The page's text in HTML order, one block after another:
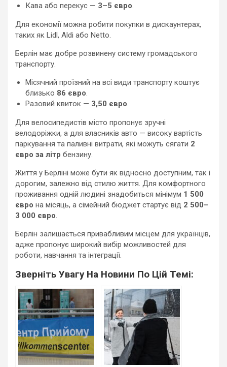
Кава або перекус — 3–5 євро.
Для економії можна робити покупки в дискаунтерах,
таких як Lidl, Aldi або Netto.
Берлін має добре розвинену систему громадського
транспорту.
Місячний проїзний на всі види транспорту коштує
близько 86 євро.
Разовий квиток — 3,50 євро.
Для велосипедистів місто пропонує зручні
велодоріжки, а для власників авто — високу вартість
паркування та паливні витрати, які можуть сягати 2
євро за літр бензину.
Життя у Берліні може бути як відносно доступним, так і
дорогим, залежно від стилю життя. Для комфортного
проживання одній людині знадобиться мінімум 1 500
євро на місяць, а сімейний бюджет стартує від 2 500–
3 000 євро.
Берлін залишається привабливим місцем для українців,
адже пропонує широкий вибір можливостей для
роботи, навчання та інтеграції.
Зверніть Увагу На Новини По Цій Темі: